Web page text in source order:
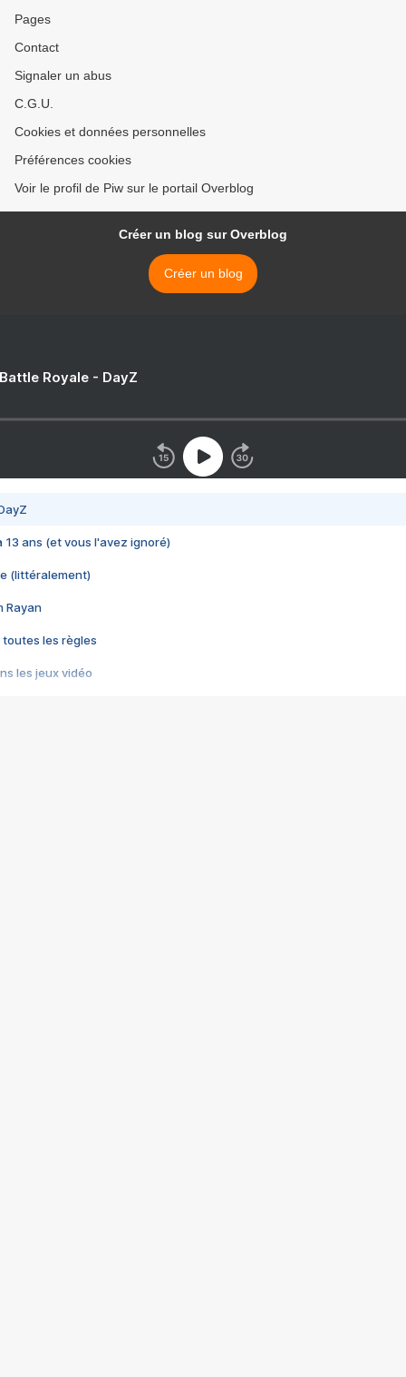
Pages
Contact
Signaler un abus
C.G.U.
Cookies et données personnelles
Préférences cookies
Voir le profil de Piw sur le portail Overblog
Créer un blog sur Overblog
Créer un blog
Royale - DayZ
13 ans (et vous l'avez ignoré)
(littéralement)
Rayan
toutes les règles
les jeux vidéo